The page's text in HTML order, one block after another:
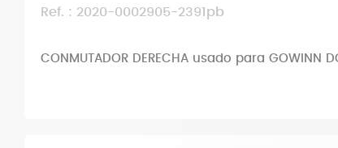
Ref. : 2020-0002905-2391pb
CONMUTADOR DERECHA usado para GOWINN